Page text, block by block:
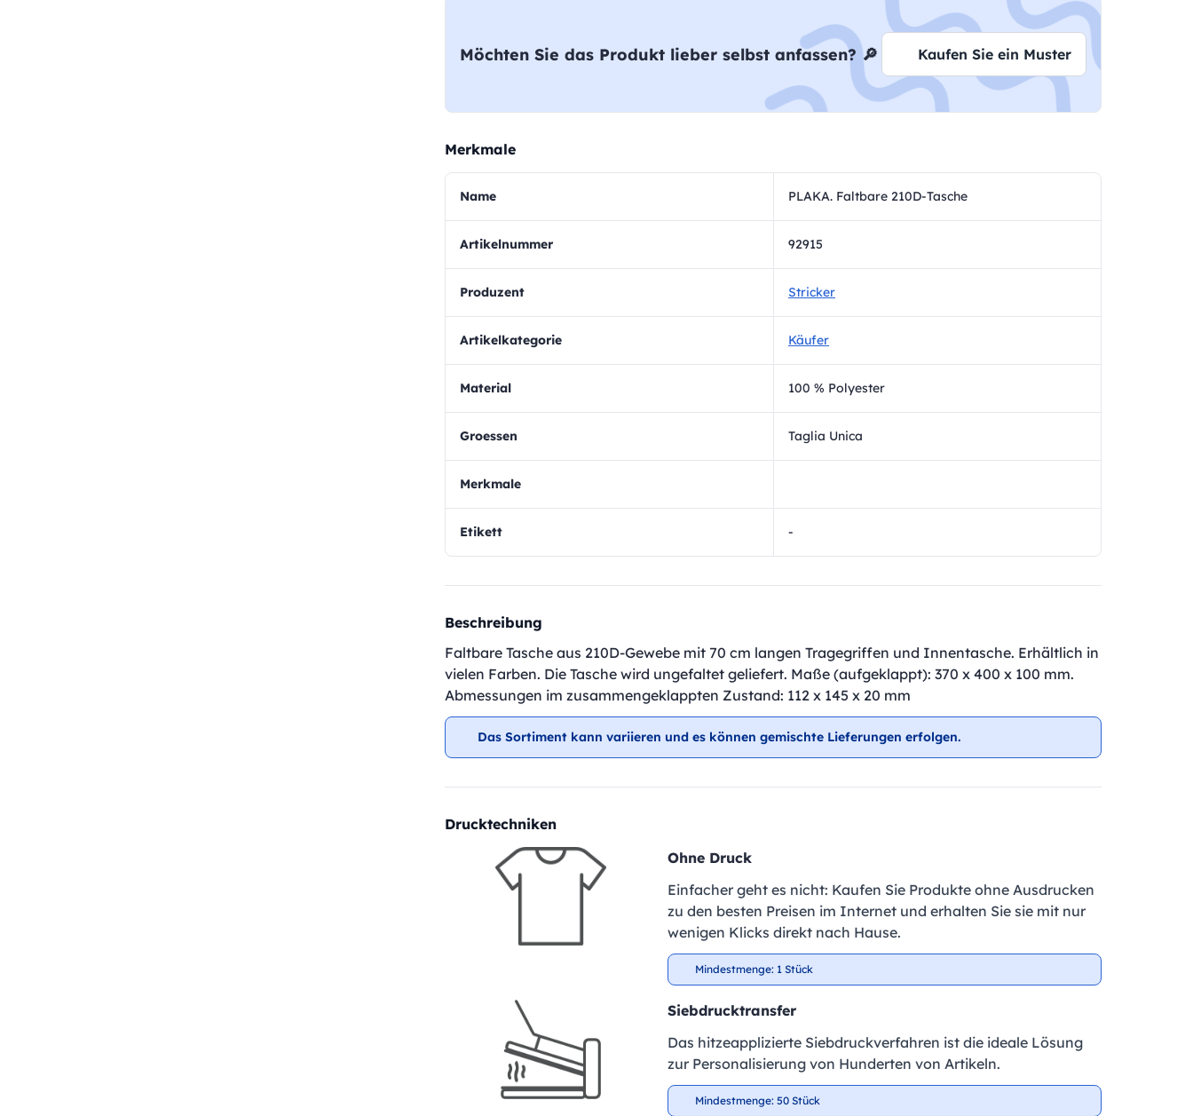
Möchten Sie das Produkt lieber selbst anfassen? 🔎 Kaufen Sie ein Muster
Merkmale
Name PLAKA. Faltbare 210D-Tasche
Artikelnummer 92915
Produzent Stricker
Artikelkategorie Käufer
Material 100 % Polyester
Groessen Taglia Unica
Merkmale
Etikett -
Beschreibung
Faltbare Tasche aus 210D-Gewebe mit 70 cm langen Tragegriffen und Innentasche. Erhältlich in
vielen Farben. Die Tasche wird ungefaltet geliefert. Maße (aufgeklappt): 370 x 400 x 100 mm.
Abmessungen im zusammengeklappten Zustand: 112 x 145 x 20 mm
Das Sortiment kann variieren und es können gemischte Lieferungen erfolgen.
Drucktechniken
Ohne Druck
Einfacher geht es nicht: Kaufen Sie Produkte ohne Ausdrucken
zu den besten Preisen im Internet und erhalten Sie sie mit nur
wenigen Klicks direkt nach Hause.
Mindestmenge: 1 Stück
Siebdrucktransfer
Das hitzeapplizierte Siebdruckverfahren ist die ideale Lösung
zur Personalisierung von Hunderten von Artikeln.
Mindestmenge: 50 Stück